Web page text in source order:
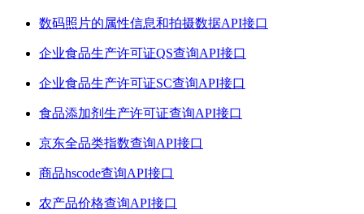
数码照片的属性信息和拍摄数据API接口
企业食品生产许可证QS查询API接口
企业食品生产许可证SC查询API接口
食品添加剂生产许可证查询API接口
京东全品类指数查询API接口
商品hscode查询API接口
农产品价格查询API接口